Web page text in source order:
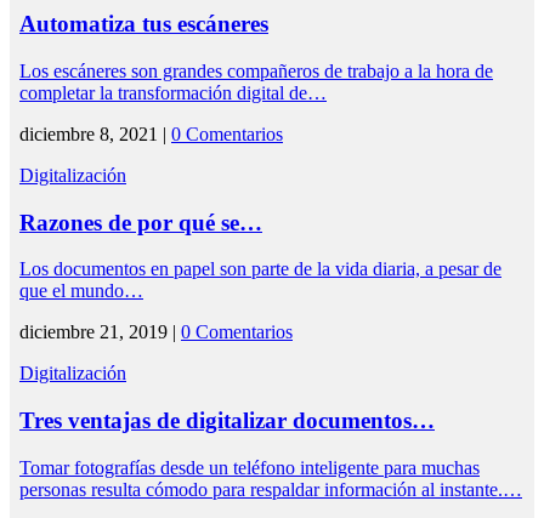
Automatiza tus escáneres
Los escáneres son grandes compañeros de trabajo a la hora de
completar la transformación digital de…
diciembre 8, 2021 | 0 Comentarios
Digitalización
Razones de por qué se…
Los documentos en papel son parte de la vida diaria, a pesar de
que el mundo…
diciembre 21, 2019 | 0 Comentarios
Digitalización
Tres ventajas de digitalizar documentos…
Tomar fotografías desde un teléfono inteligente para muchas
personas resulta cómodo para respaldar información al instante.…